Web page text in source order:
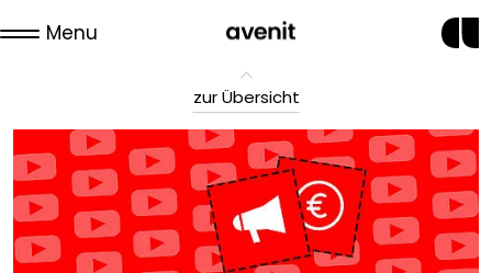
zur Übersicht
Menu